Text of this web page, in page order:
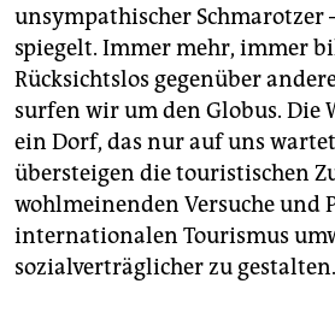
unsympathischer Schmarotzer
spiegelt. Immer mehr, immer
Rücksichtslos gegenüber
surfen wir um den Globus. Die
ein Dorf, das nur auf uns
übersteigen die touristischen
wohlmeinenden Versuche und
internationalen Tourismus
sozialverträglicher zu gestalten.